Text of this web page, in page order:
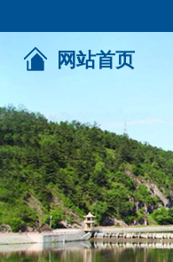
网站首页